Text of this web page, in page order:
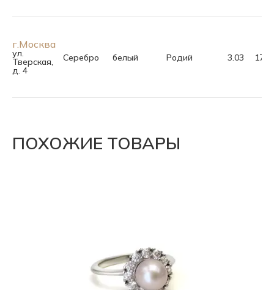
г.Москва
ул.
Тверская,
д. 4
Серебро белый Родий 3.03 17.5
ПОХОЖИЕ ТОВАРЫ